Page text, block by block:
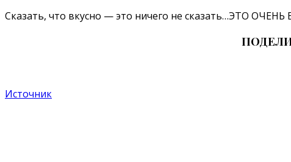
Сказать, что вкусно — это ничего не сказать…ЭТО ОЧЕНЬ
Источник